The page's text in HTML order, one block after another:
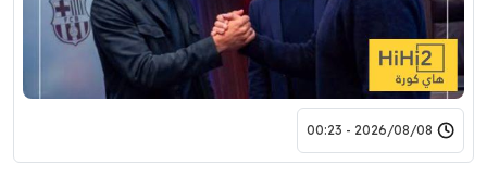
2026/08/08 - 00:23